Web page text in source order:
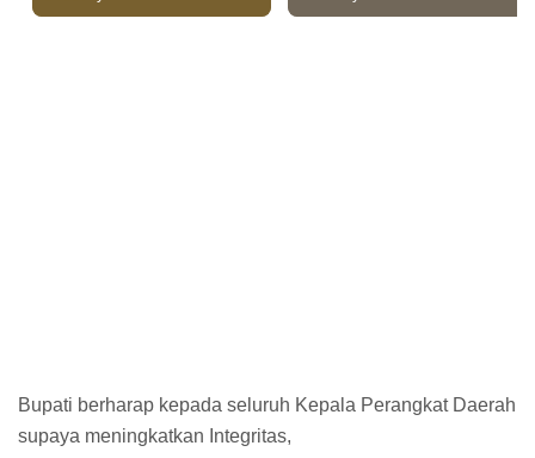
Bupati berharap kepada seluruh Kepala Perangkat Daerah
supaya meningkatkan Integritas,